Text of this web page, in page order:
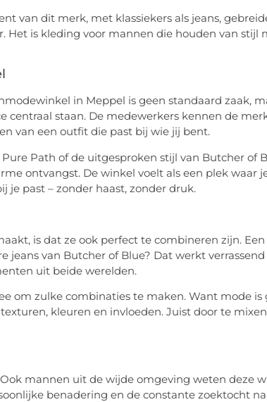
van dit merk, met klassiekers als jeans,
Het is kleding voor mannen die houden van stijl
in Meppel is geen standaard zaak,
centraal staan. De medewerkers kennen de
van een outfit die past bij wie jij bent.
Path of de uitgesproken stijl van Butcher of
ontvangst. De winkel voelt als een plek waar
past – zonder haast, zonder druk.
is dat ze ook perfect te combineren zijn. Een
van Butcher of Blue? Dat werkt verrassend
uit beide werelden.
om zulke combinaties te maken. Want mode is
kleuren en invloeden. Juist door te mixen
mannen uit de wijde omgeving weten deze
benadering en de constante zoektocht